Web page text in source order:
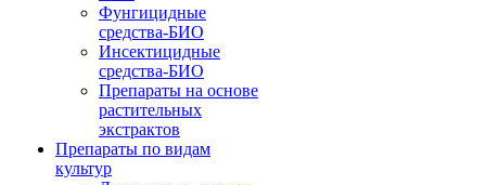
Фунгицидные
средства-БИО
Инсектицидные
средства-БИО
Препараты на основе
растительных
экстрактов
Препараты по видам
культур